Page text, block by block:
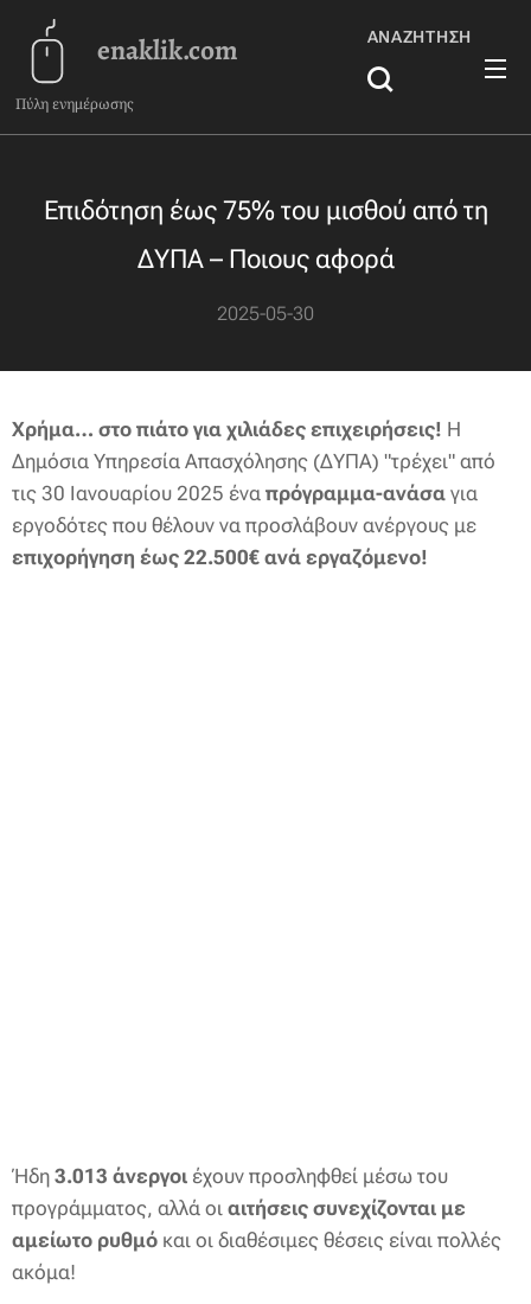
enaklik.com
Πύλη ενημέρωσης
ΑΝΑΖΉΤΗΣΗ
Επιδότηση έως 75% του μισθού από τη
ΔΥΠΑ – Ποιους αφορά
2025-05-30
Χρήμα… στο πιάτο για χιλιάδες επιχειρήσεις! Η
Δημόσια Υπηρεσία Απασχόλησης (ΔΥΠΑ) "τρέχει" από
τις 30 Ιανουαρίου 2025 ένα πρόγραμμα-ανάσα για
εργοδότες που θέλουν να προσλάβουν ανέργους με
επιχορήγηση έως 22.500€ ανά εργαζόμενο!
Ήδη 3.013 άνεργοι έχουν προσληφθεί μέσω του
προγράμματος, αλλά οι αιτήσεις συνεχίζονται με
αμείωτο ρυθμό και οι διαθέσιμες θέσεις είναι πολλές
ακόμα!